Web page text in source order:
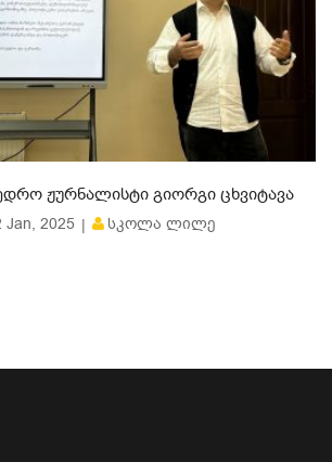
ᲟᲣᲠᲜᲐᲚᲘᲡᲢᲘ ᲒᲘᲝᲠᲒᲘ ᲪᲮᲕᲘᲢᲐᲕᲐ
Jan, 2025 ᲡᲙᲝᲚᲐ ᲚᲘᲚᲔ